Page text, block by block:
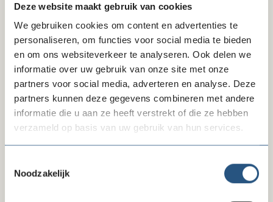
Deze website maakt gebruik van cookies
We gebruiken cookies om content en advertenties te
personaliseren, om functies voor social media te bieden
en om ons websiteverkeer te analyseren. Ook delen we
informatie over uw gebruik van onze site met onze
partners voor social media, adverteren en analyse. Deze
partners kunnen deze gegevens combineren met andere
informatie die u aan ze heeft verstrekt of die ze hebben
verzameld op basis van uw gebruik van hun services.
Noodzakelijk
Elmara van Heyningen
programmacoördinator Socutera
06 214 937 61
Beschikbaar: dinsdag, woensdag en vrijdag
Mail
Gonnie Wanner-Blonk